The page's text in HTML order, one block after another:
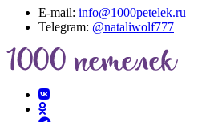
E-mail: info@1000petelek.ru
Telegram: @nataliwolf777